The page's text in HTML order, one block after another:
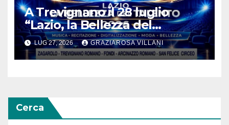
A Trevignano il 28 luglio
“Lazio, la Bellezza del
Talento”
LUG 27, 2026 GRAZIAROSA VILLANI
Cerca